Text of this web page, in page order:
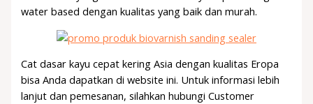
water based dengan kualitas yang baik dan murah.
Cat dasar kayu cepat kering Asia dengan kualitas Eropa
bisa Anda dapatkan di website ini. Untuk informasi lebih
lanjut dan pemesanan, silahkan hubungi Customer